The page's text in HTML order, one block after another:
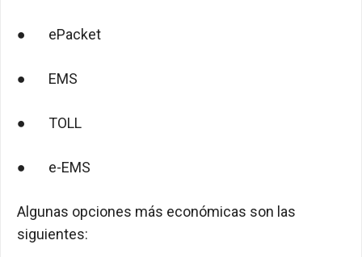
● ePacket
● EMS
● TOLL
● e-EMS
Algunas opciones más económicas son las
siguientes: